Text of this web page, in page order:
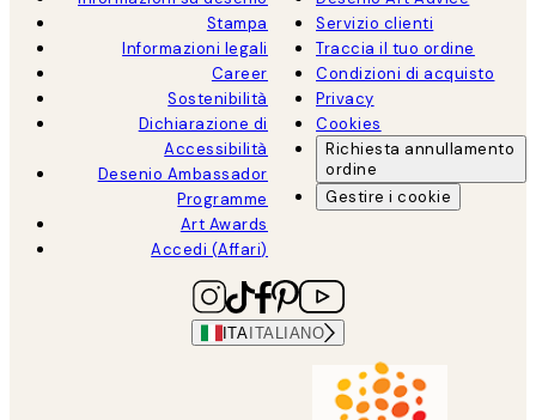
Stampa
Informazioni legali
Career
Sostenibilità
Dichiarazione di
Accessibilità
Desenio Ambassador
Programme
Art Awards
Accedi (Affari)
Servizio clienti
Traccia il tuo ordine
Condizioni di acquisto
Privacy
Cookies
Richiesta annullamento
ordine
Gestire i cookie
ITA ITALIANO